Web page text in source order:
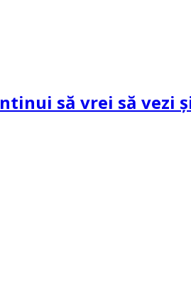
să vrei să vezi